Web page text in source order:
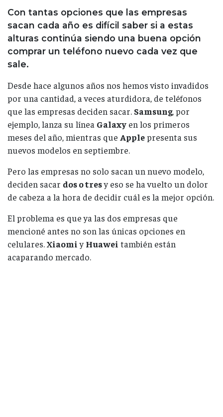
Con tantas opciones que las empresas
sacan cada año es difícil saber si a estas
alturas continúa siendo una buena opción
comprar un teléfono nuevo cada vez que
sale.
Desde hace algunos años nos hemos visto invadidos
por una cantidad, a veces aturdidora, de teléfonos
que las empresas deciden sacar. Samsung, por
ejemplo, lanza su línea Galaxy en los primeros
meses del año, mientras que Applepresenta sus
nuevos modelos en septiembre.
Pero las empresas no solo sacan un nuevo modelo,
deciden sacar dos o tresy eso se ha vuelto un dolor
de cabeza a la hora de decidir cuál es la mejor opción.
El problema es que ya las dos empresas que
mencioné antes no son las únicas opciones en
celulares.Xiaomi yHuawei también están
acaparando mercado.